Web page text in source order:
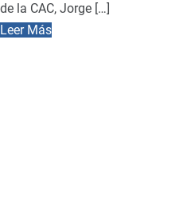
de la CAC, Jorge […]
Leer Más